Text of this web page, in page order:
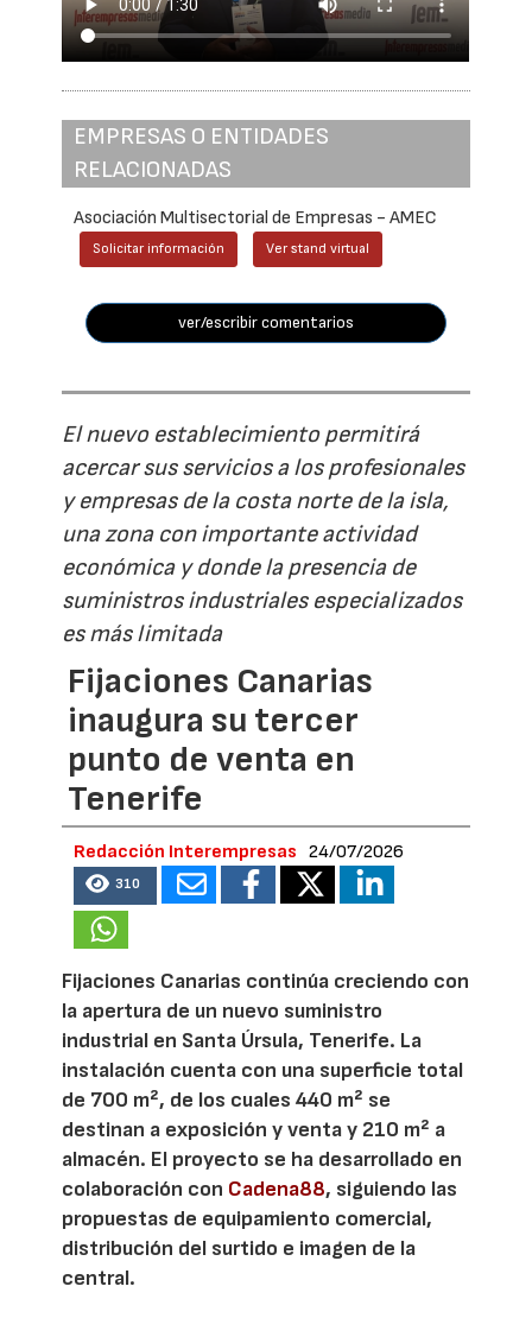
EMPRESAS O ENTIDADES
RELACIONADAS
Asociación Multisectorial de Empresas - AMEC
Solicitar información Ver stand virtual
ver/escribir comentarios
El nuevo establecimiento permitirá
acercar sus servicios a los profesionales
y empresas de la costa norte de la isla,
una zona con importante actividad
económica y donde la presencia de
suministros industriales especializados
es más limitada
Fijaciones Canarias
inaugura su tercer
punto de venta en
Tenerife
Redacción Interempresas 24/07/2026
310
Fijaciones Canarias continúa creciendo con
la apertura de un nuevo suministro
industrial en Santa Úrsula, Tenerife. La
instalación cuenta con una superficie total
de 700 m², de los cuales 440 m² se
destinan a exposición y venta y 210 m² a
almacén. El proyecto se ha desarrollado en
colaboración con Cadena88, siguiendo las
propuestas de equipamiento comercial,
distribución del surtido e imagen de la
central.